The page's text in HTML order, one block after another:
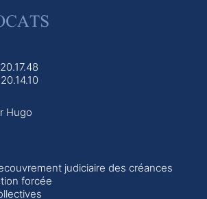
Hugo
judiciaire des créances
forcée